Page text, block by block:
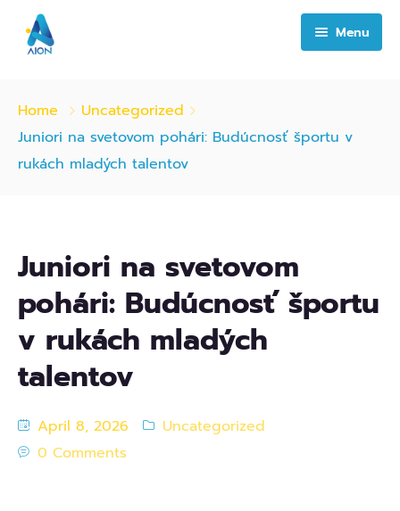
Menu
About Us
Network Solutions
IT Infrastructure & Software Development
Services
End-to-End Data Center Solutions
Automated Infrastructure Design and
Management Services
Cyber Security
IoT
OneConnect
Home
Uncategorized
Juniori na svetovom pohári: Budúcnosť športu v
rukách mladých talentov
Juniori na svetovom
pohári: Budúcnosť športu
v rukách mladých
talentov
April 8, 2026
Uncategorized
0 Comments